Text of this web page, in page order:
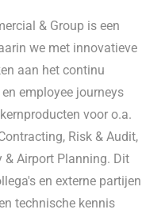
& Group is een
we met innovatieve
aan het continu
employee journeys
voor o.a.
Risk & Audit,
& Airport Planning. Dit
en externe partijen
technische kennis